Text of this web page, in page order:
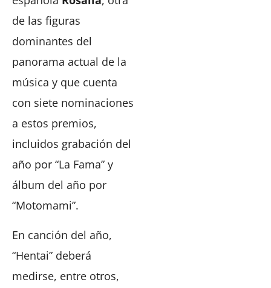
de las figuras
dominantes del
panorama actual de la
música y que cuenta
con siete nominaciones
a estos premios,
incluidos grabación del
año por “La Fama” y
álbum del año por
“Motomami”.
En canción del año,
“Hentai” deberá
medirse, entre otros,